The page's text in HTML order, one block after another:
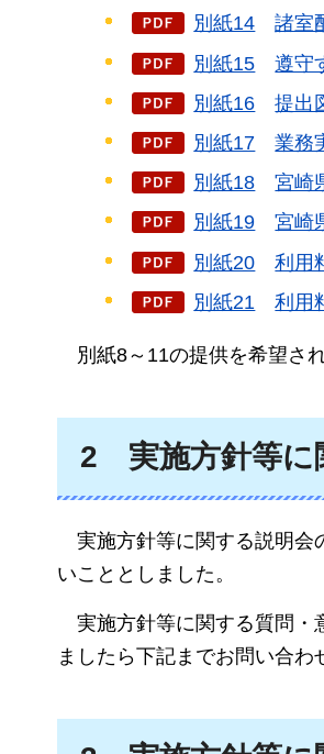
別紙14
諸室
別紙15
遵守
別紙16
提出
別紙17
業務
別紙18
宮崎
別紙19
宮崎
別紙20
利用
別紙21
利用
別紙8～11の提供を希望さ
2 実施方針等に
実施方針等に関する説明会
いこととしました。
実施方針等に関する質問・
ましたら下記までお問い合わ